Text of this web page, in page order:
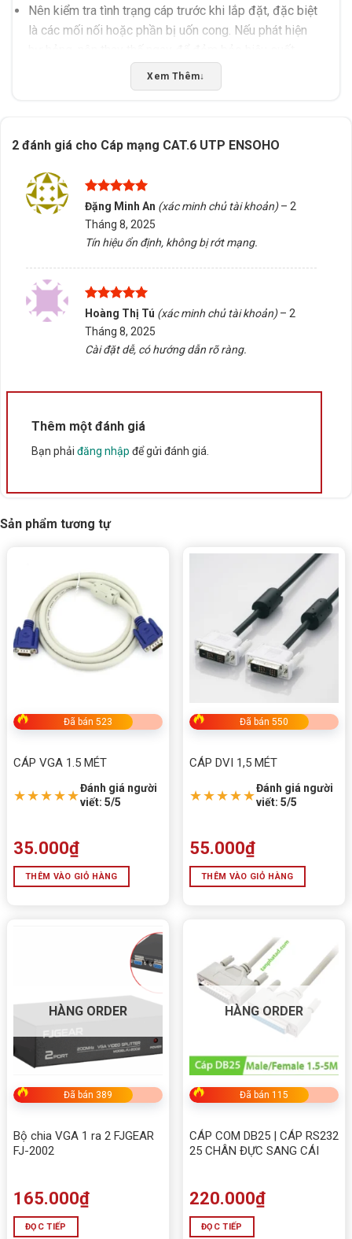
Nên kiểm tra tình trạng cáp trước khi lắp đặt, đặc biệt
là các mối nối hoặc phần bị uốn cong. Nếu phát hiện
Không sử dụng cáp trong môi trường có nhiệt độ cao
Nếu bạn đang tìm kiếm sản phẩm chất lượng và cần
tư vấn chọn đúng cáp mạng phù hợp với hệ thống của
mình, Tấn Phát AD sẵn sàng hỗ trợ kiểm tra tương
thích, cung cấp dịch vụ giao hàng tại Buôn Ma Thuột,
Đắk Lắk. Liên hệ ngay để được hướng dẫn chi tiết!
Bấm 5 sao để ủng hộ shop
Thông số kỹ thuật
Xem Thêm↓
2 đánh giá cho Cáp mạng CAT.6 UTP ENSOHO
Được xếp
hạng
sao
Đặng Minh An (xác minh chủ tài khoản) – 2
Tháng 8, 2025
Tín hiệu ổn định, không bị rớt mạng.
Được xếp
hạng5
sao
Hoàng Thị Tú (xác minh chủ tài khoản) – 2
Tháng 8, 2025
Cài đặt dễ, có hướng dẫn rõ ràng.
Thêm một đánh giá
Bạn phải đăng nhập để gửi đánh giá.
Sản phẩm tương tự
Đã bán 523
CÁP VGA 1.5 MÉT
★★★★★Đánh giá người
viết: 5/5
35.000₫
THÊM VÀO GIỎ HÀNG
Đã bán 550
CÁP DVI 1,5 MÉT
★★★★★Đánh giá người
viết: 5/5
55.000₫
THÊM VÀO GIỎ HÀNG
HÀNG ORDER
Đã bán 389
Bộ chia VGA 1 ra 2 FJGEAR
FJ-2002
165.000₫
ĐỌC TIẾP
HÀNG ORDER
Đã bán 115
CÁP COM DB25 | CÁP RS232
25 CHÂN ĐỰC SANG CÁI
220.000₫
ĐỌC TIẾP